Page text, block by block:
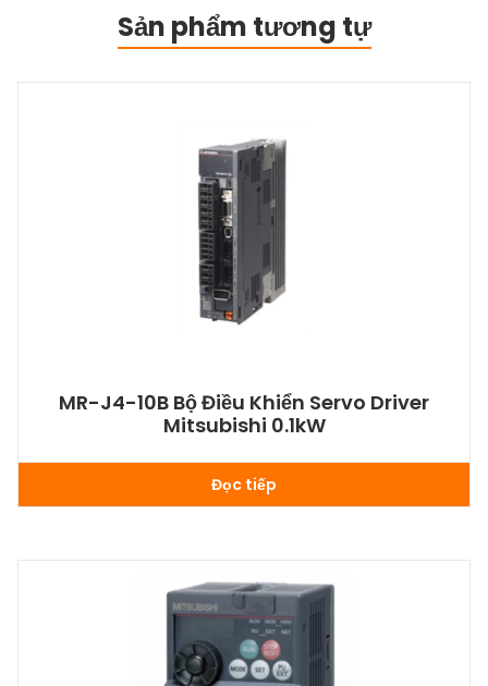
Sản phẩm tương tự
MR-J4-10B Bộ Điều Khiển Servo Driver
Mitsubishi 0.1kW
Đọc tiếp